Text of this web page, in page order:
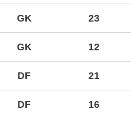
GK 23
GK 12
DF 21
DF 16